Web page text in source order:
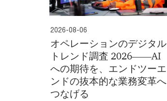
2026-08-06
オペレーションのデジタル
トレンド調査 2026――AI
への期待を、エンドツーエ
ンドの抜本的な業務変革へ
つなげる